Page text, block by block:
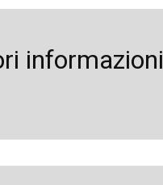
informazioni